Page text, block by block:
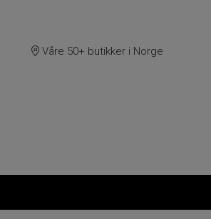
Våre 50+ butikker i Norge